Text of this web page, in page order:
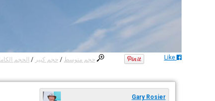
حجم متوسط / حجم كبير / الحجم Like
Gary Rosier